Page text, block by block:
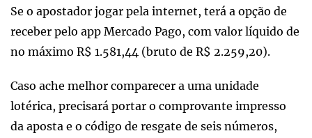
Se o apostador jogar pela internet, terá a opção de
receber pelo app Mercado Pago, com valor líquido de
no máximo R$ 1.581,44 (bruto de R$ 2.259,20).
Caso ache melhor comparecer a uma unidade
lotérica, precisará portar o comprovante impresso
da aposta e o código de resgate de seis números,